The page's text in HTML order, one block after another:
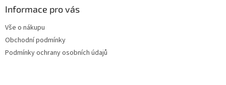
Informace pro vás
Vše o nákupu
Obchodní podmínky
Podmínky ochrany osobních údajů